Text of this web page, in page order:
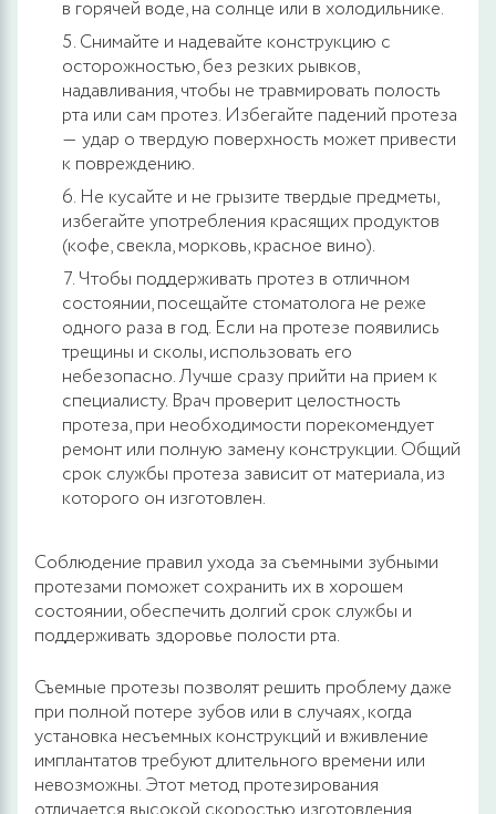
в горячей воде, на солнце или в холодильнике.
Снимайте и надевайте конструкцию с
осторожностью, без резких рывков,
надавливания, чтобы не травмировать полость
рта или сам протез. Избегайте падений протеза
― удар о твердую поверхность может привести
к повреждению.
Не кусайте и не грызите твердые предметы,
избегайте употребления красящих продуктов
(кофе, свекла, морковь, красное вино).
Чтобы поддерживать протез в отличном
состоянии, посещайте стоматолога не реже
одного раза в год. Если на протезе появились
трещины и сколы, использовать его
небезопасно. Лучше сразу прийти на прием к
специалисту. Врач проверит целостность
протеза, при необходимости порекомендует
ремонт или полную замену конструкции. Общий
срок службы протеза зависит от материала, из
которого он изготовлен.
Соблюдение правил ухода за съемными зубными
протезами поможет сохранить их в хорошем
состоянии, обеспечить долгий срок службы и
поддерживать здоровье полости рта.
Съемные протезы позволят решить проблему даже
при полной потере зубов или в случаях, когда
установка несъемных конструкций и вживление
имплантатов требуют длительного времени или
невозможны. Этот метод протезирования